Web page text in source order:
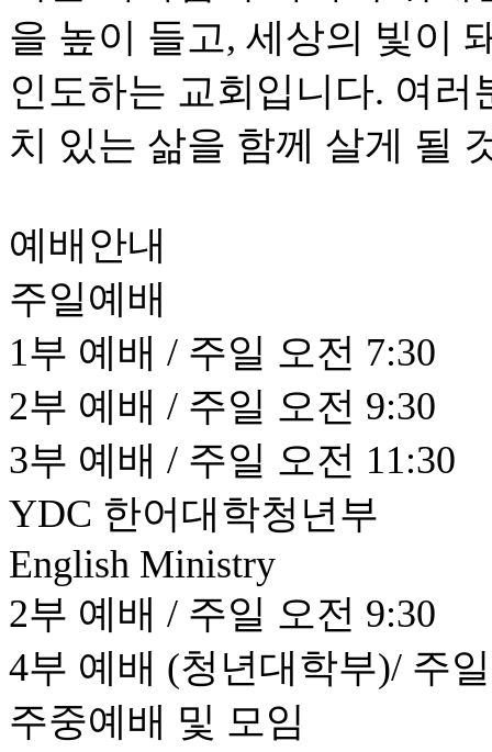
을 높이 들고, 세상의 빛이
인도하는 교회입니다. 여
치 있는 삶을 함께 살게 될
예배안내
주일예배
1부 예배 / 주일 오전 7:30
2부 예배 / 주일 오전 9:30
3부 예배 / 주일 오전 11:30
YDC 한어대학청년부
English Ministry
2부 예배 / 주일 오전 9:30
4부 예배 (청년대학부)/ 주
주중예배 및 모임